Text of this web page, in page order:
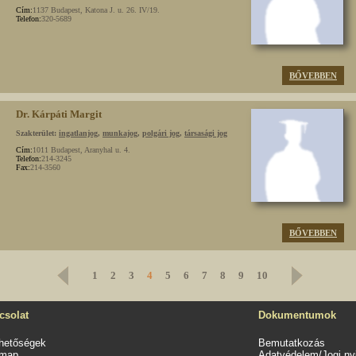
Cím:1137 Budapest, Katona J. u. 26. IV/19.
Telefon:320-5689
BŐVEBBEN
Dr. Kárpáti Margit
Szakterület: ingatlanjog, munkajog, polgári jog, társasági jog
Cím:1011 Budapest, Aranyhal u. 4.
Telefon:214-3245
Fax:214-3560
BŐVEBBEN
1 2 3 4 5 6 7 8 9 10
Dokumentumok
Bemutatkozás